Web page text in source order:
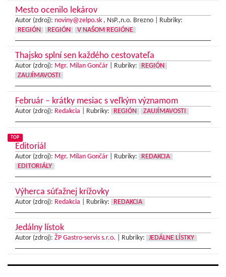
Mesto ocenilo lekárov
Autor (zdroj): noviny@zelpo.sk , NsP.,n.o. Brezno |
Rubriky:
REGIÓN
REGIÓN V NAŠOM REGIÓNE
Thajsko splní sen každého cestovateľa
Autor (zdroj): Mgr. Milan Gončár Rubriky:
REGIÓN
ZAUJÍMAVOSTI
Február – krátky mesiac s veľkým významom
Autor (zdroj): Redakcia Rubriky: REGIÓN ZAUJÍMAVOSTI
TOP
Editoriál
Autor (zdroj): Mgr. Milan Gončár Rubriky:
REDAKCIA
EDITORIÁLY
Výherca súťažnej krížovky
Autor (zdroj): Redakcia Rubriky: REDAKCIA
Jedálny lístok
Autor (zdroj): ŽP Gastro-servis s.r.o. Rubriky: JEDÁLNE LÍSTKY